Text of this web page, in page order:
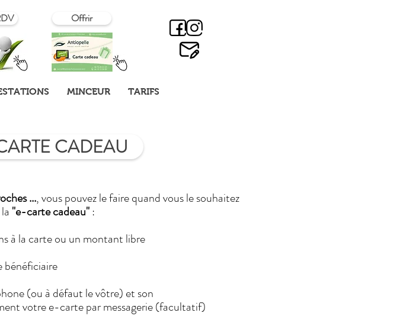
Offrir
MINCEUR TARIFS
CADEAU
..., vous pouvez le faire quand vous le souhaitez
"e-carte cadeau" :
à la carte ou un montant libre
bénéficiaire
(ou à défaut le vôtre) et son
votre e-carte par messagerie (facultatif)